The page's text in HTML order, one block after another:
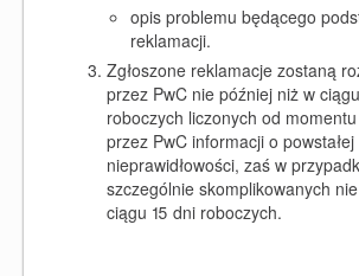
opis problemu będącego
reklamacji.
Zgłoszone reklamacje zostaną
przez PwC nie później niż w
roboczych liczonych od
przez PwC informacji o powstałej
nieprawidłowości, zaś w
szczególnie skomplikowanych
ciągu 15 dni roboczych.